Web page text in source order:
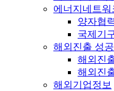
에너지네트워
양자협
국제기
해외진출 성
해외진
해외진
해외기업정보